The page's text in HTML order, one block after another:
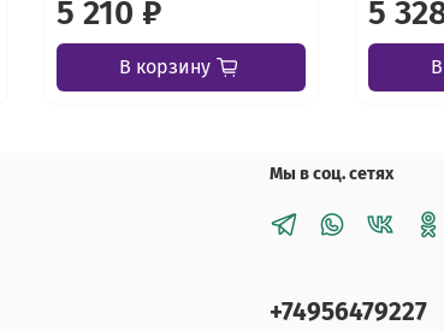
5 210 ₽
В корзину
5
Мы в соц. сетях
+74956479227